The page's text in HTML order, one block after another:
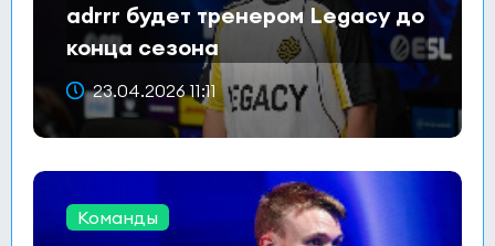
adrrr будет тренером Legacy до
конца сезона
23.04.2026 11:11
Команды